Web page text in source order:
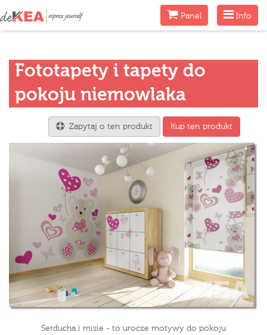
Menu
Info
MenuPanel
Fototapety i tapety do
pokoju niemowlaka
Zapytaj o ten produkt Kup ten produkt
Serducha i misie - to urocze motywy do pokoju